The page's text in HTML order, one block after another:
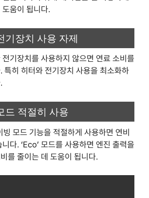
움이 됩니다.
기장치 사용 자제
기장치를 사용하지 않으면 연료 소비를
특히 히터와 전기장치 사용을 최소화하
드 적절히 사용
모드 기능을 적절하게 사용하면 연비
다. ‘Eco’ 모드를 사용하면 엔진 출력을
를 줄이는 데 도움이 됩니다.